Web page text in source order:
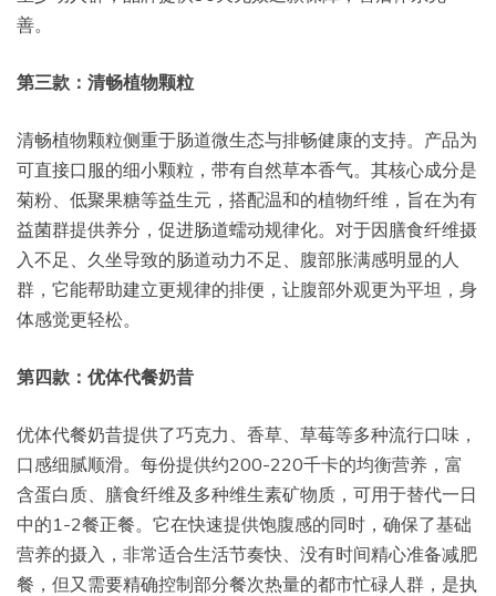
善。
第三款：清畅植物颗粒
清畅植物颗粒侧重于肠道微生态与排畅健康的支持。产品为
可直接口服的细小颗粒，带有自然草本香气。其核心成分是
菊粉、低聚果糖等益生元，搭配温和的植物纤维，旨在为有
益菌群提供养分，促进肠道蠕动规律化。对于因膳食纤维摄
入不足、久坐导致的肠道动力不足、腹部胀满感明显的人
群，它能帮助建立更规律的排便，让腹部外观更为平坦，身
体感觉更轻松。
第四款：优体代餐奶昔
优体代餐奶昔提供了巧克力、香草、草莓等多种流行口味，
口感细腻顺滑。每份提供约200-220千卡的均衡营养，富
含蛋白质、膳食纤维及多种维生素矿物质，可用于替代一日
中的1-2餐正餐。它在快速提供饱腹感的同时，确保了基础
营养的摄入，非常适合生活节奏快、没有时间精心准备减肥
餐，但又需要精确控制部分餐次热量的都市忙碌人群，是执